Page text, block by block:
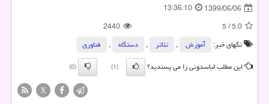
1399/06/06
13:36:10
5.0
/
5
2440
تگهای خبر:
آموزش , تئاتر , دستگاه ,
فناوری
این مطلب لباسدونی را می پسندید؟
(1)
(0)
X